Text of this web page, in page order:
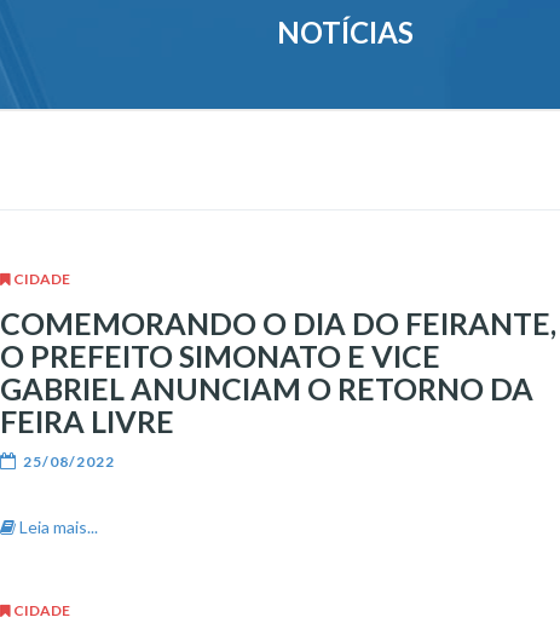
NOTÍCIAS
CIDADE
COMEMORANDO O DIA DO FEIRANTE,
O PREFEITO SIMONATO E VICE
GABRIEL ANUNCIAM O RETORNO DA
FEIRA LIVRE
25/08/2022
Leia mais...
CIDADE